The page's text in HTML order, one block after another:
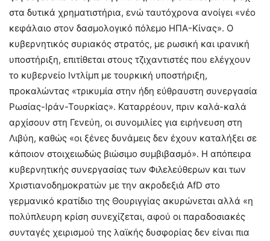
στα δυτικά χρηματιστήρια, ενώ ταυτόχρονα ανοίγει «νέο
κεφάλαιο στον δασμολογικό πόλεμο ΗΠΑ-Κίνας». Ο
κυβερνητικός συριακός στρατός, με ρωσική και ιρανική
υποστήριξη, επιτίθεται στους τζιχαντιστές που ελέγχουν
το κυβερνείο Ιντλίμπ με τουρκική υποστήριξη,
προκαλώντας «τρικυμία στην ήδη εύθραυστη συνεργασία
Ρωσίας-Ιράν-Τουρκίας». Καταρρέουν, πριν καλά-καλά
αρχίσουν στη Γενεύη, οι συνομιλίες για ειρήνευση στη
Λιβύη, καθώς «οι ξένες δυνάμεις δεν έχουν καταλήξει σε
κάποιον στοιχειωδώς βιώσιμο συμβιβασμό». Η απόπειρα
κυβερνητικής συνεργασίας των Φιλελεύθερων και των
Χριστιανοδημοκρατών με την ακροδεξιά AfD στο
γερμανικό κρατίδιο της Θουριγγίας ακυρώνεται αλλά «η
πολύπλευρη κρίση συνεχίζεται, αφού οι παραδοσιακές
συνταγές χειρισμού της λαϊκής δυσφορίας δεν είναι πια